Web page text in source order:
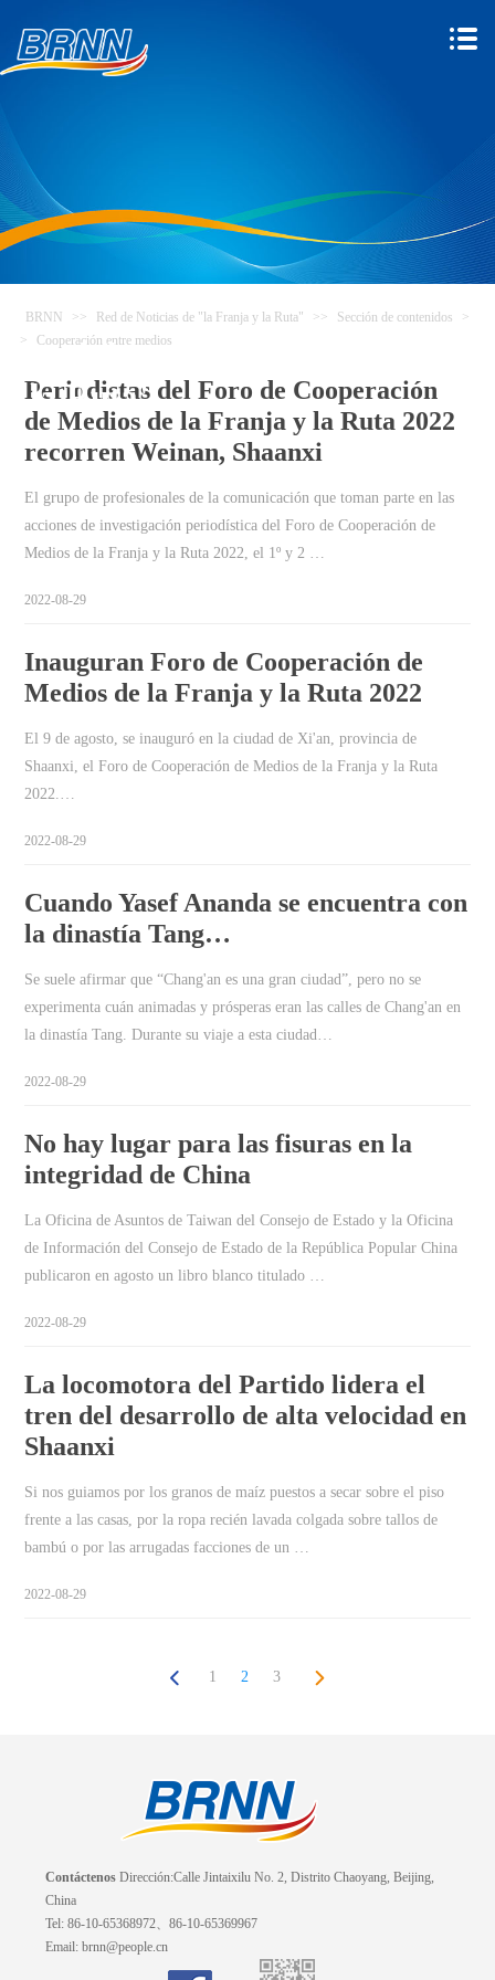
Red de Noticias de "la Franja y
la Ruta"
BRNN >> Red de Noticias de "la Franja y la Ruta" >> Sección de contenidos
>
>
Cooperación entre medios
Periodistas del Foro de Cooperación
de Medios de la Franja y la Ruta 2022
recorren Weinan, Shaanxi
El grupo de profesionales de la comunicación que toman parte en las
acciones de investigación periodística del Foro de Cooperación de
Medios de la Franja y la Ruta 2022, el 1º y 2 …
2022-08-29
Inauguran Foro de Cooperación de
Medios de la Franja y la Ruta 2022
El 9 de agosto, se inauguró en la ciudad de Xi'an, provincia de
Shaanxi, el Foro de Cooperación de Medios de la Franja y la Ruta
2022.…
2022-08-29
Cuando Yasef Ananda se encuentra con
la dinastía Tang…
Se suele afirmar que “Chang'an es una gran ciudad”, pero no se
experimenta cuán animadas y prósperas eran las calles de Chang'an en
la dinastía Tang. Durante su viaje a esta ciudad…
2022-08-29
No hay lugar para las fisuras en la
integridad de China
La Oficina de Asuntos de Taiwan del Consejo de Estado y la Oficina
de Información del Consejo de Estado de la República Popular China
publicaron en agosto un libro blanco titulado …
2022-08-29
La locomotora del Partido lidera el
tren del desarrollo de alta velocidad en
Shaanxi
Si nos guiamos por los granos de maíz puestos a secar sobre el piso
frente a las casas, por la ropa recién lavada colgada sobre tallos de
bambú o por las arrugadas facciones de un …
2022-08-29
1 2 3
Contáctenos Dirección:Calle Jintaixilu No. 2, Distrito Chaoyang, Beijing,
China
Tel: 86-10-65368972、86-10-65369967
Email: brnn@people.cn